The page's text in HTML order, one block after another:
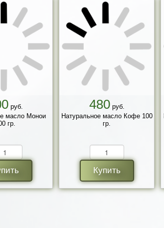
руб.
масло Монои
гр.
480руб.
Натуральное масло Кофе 100
гр.
Купить